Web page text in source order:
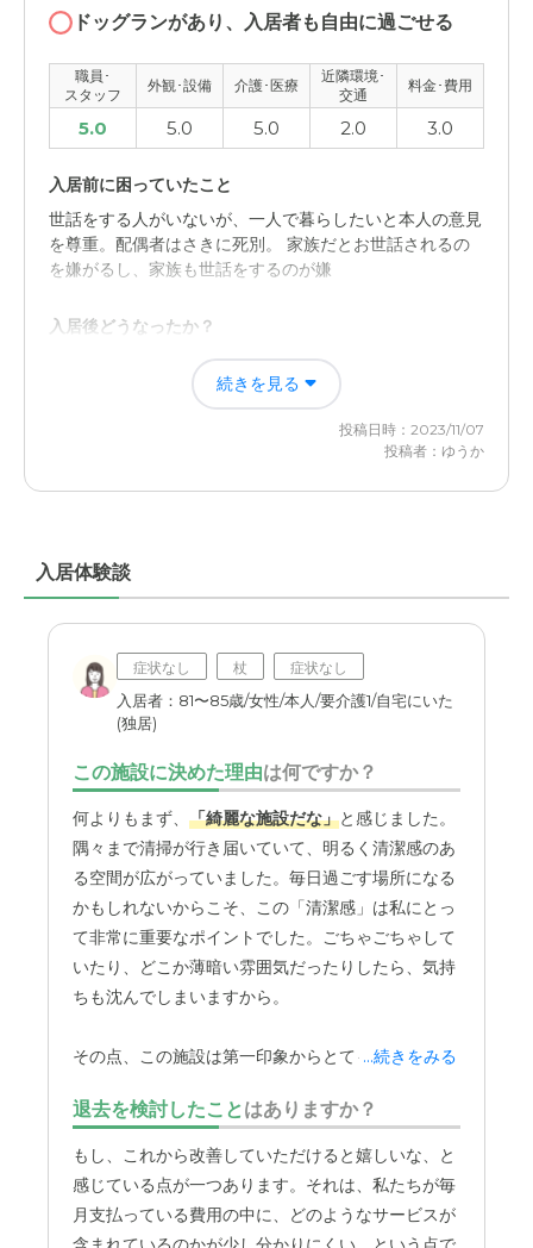
ドッグランがあり、入居者も自由に過ごせる
職員･
スタッフ
外観･設備 介護･医療
近隣環境･
交通
料金･費用
5.0 5.0 5.0 2.0 3.0
入居前に困っていたこと
世話をする人がいないが、一人で暮らしたいと本人の意見
を尊重。配偶者はさきに死別。 家族だとお世話されるの
を嫌がるし、家族も世話をするのが嫌
入居後どうなったか？
施設にはいれて介護士さんにお世話になり、家族もストレ
スがなくなった。 もともと一人で生活していたので、生
存確認もしなくて安心
職員・スタッフ・他入居者の雰囲気について
入居者本人も職員さんにお世話してもらって、頼りにして
外観・内装・居室・設備について
外見も立派できれいに手入れしてある。ドッグランもある
ので、他の入居者も自由に生活できる。
介護医療サービスについて
介護認定をとると買い物や部屋の掃除をお願いできるの
で、お願いしている。お金はかかるが助かります
近隣環境や交通アクセスについて
場所は車がないと不便だが、京都は道が狭く家が立ち並ん
でいるので交通量もあり、近所はとても危ないと思った
料金費用について
少しでも安くなればありがたいです
続きを見る
投稿日時：2023/11/07
投稿者：ゆうか
入居体験談
症状なし 杖 症状なし
入居者：81〜85歳/女性/本人/要介護1/自宅にいた
(独居)
この施設に決めた理由は何ですか？
何よりもまず、 「綺麗な施設だな」と感じました。
隅々まで清掃が行き届いていて、明るく清潔感のあ
る空間が広がっていました。毎日過ごす場所になる
かもしれないからこそ、この「清潔感」は私にとっ
て非常に重要なポイントでした。ごちゃごちゃして
いたり、どこか薄暗い雰囲気だったりしたら、気持
ちも沈んでしまいますから。
その点、この施設は第一印象からとても好感が持て
るかもしれない。そう直感的に感じられたのが、最
初の決め手です。もう一つの大きな決め手は、働い
ているスタッフの皆さんの人柄です。
見学の際、施設の中を案内していただいていると、
...続きをみる
退去を検討したことはありますか？
もし、これから改善していただけると嬉しいな、と
感じている点が一つあります。それは、私たちが毎
月支払っている費用の中に、どのようなサービスが